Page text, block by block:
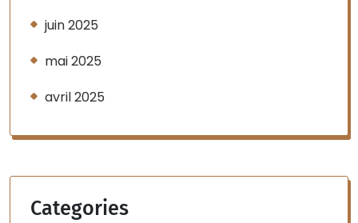
juin 2025
mai 2025
avril 2025
Categories